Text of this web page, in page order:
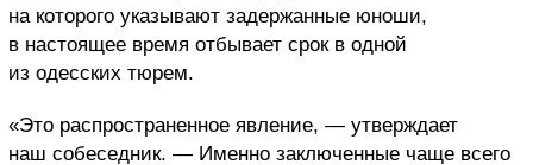
на которого указывают задержанные юноши,
в настоящее время отбывает срок в одной
из одесских тюрем.
«Это распространенное явление, — утверждает
наш собеседник. — Именно заключенные чаще всего